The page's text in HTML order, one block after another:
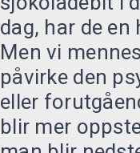
dag, har de
Men vi
påvirke den
eller
blir mer